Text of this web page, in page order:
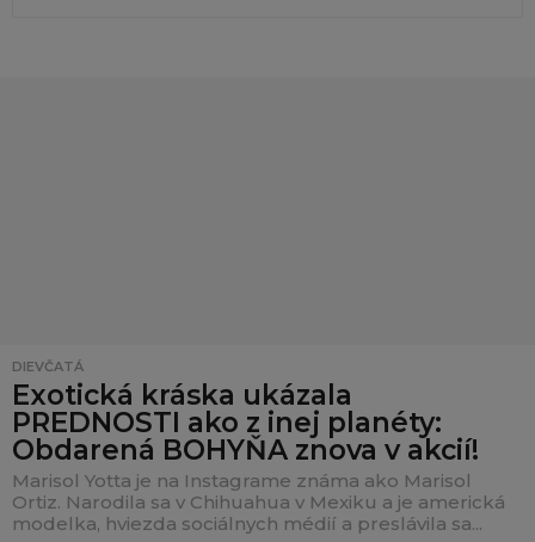
DIEVČATÁ
Exotická kráska ukázala
PREDNOSTI ako z inej planéty:
Obdarená BOHYŇA znova v akcií!
Marisol Yotta je na Instagrame známa ako Marisol
Ortiz. Narodila sa v Chihuahua v Mexiku a je americká
modelka, hviezda sociálnych médií a preslávila sa...